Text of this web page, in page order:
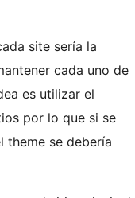
site sería la
cada uno de
es utilizar el
por lo que si se
theme se debería